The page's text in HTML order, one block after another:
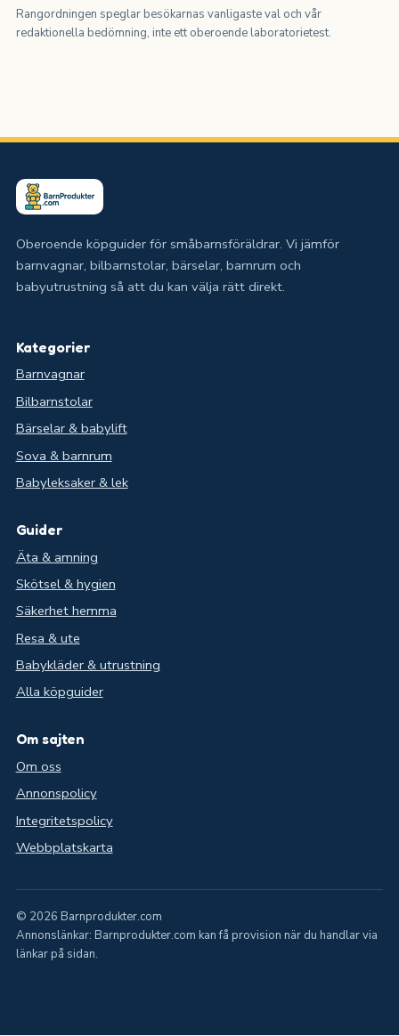
Rangordningen speglar besökarnas vanligaste val och vår
redaktionella bedömning, inte ett oberoende laboratorietest.
Oberoende köpguider för småbarnsföräldrar. Vi jämför
barnvagnar, bilbarnstolar, bärselar, barnrum och
babyutrustning så att du kan välja rätt direkt.
Kategorier
Barnvagnar
Bilbarnstolar
Bärselar & babylift
Sova & barnrum
Babyleksaker & lek
Guider
Äta & amning
Skötsel & hygien
Säkerhet hemma
Resa & ute
Babykläder & utrustning
Alla köpguider
Om sajten
Om oss
Annonspolicy
Integritetspolicy
Webbplatskarta
© 2026 Barnprodukter.com
Annonslänkar: Barnprodukter.com kan få provision när du handlar via
länkar på sidan.